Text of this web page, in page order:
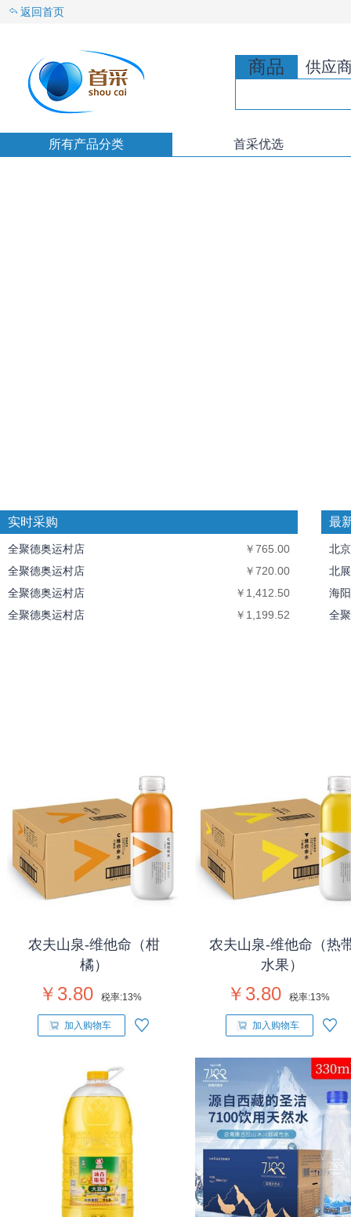
返回首页
商品 供应
所有产品分类 首采优选
实时采购
全聚德奥运村店
￥765.00
全聚德奥运村店
￥720.00
全聚德奥运村店
￥1,412.50
全聚德奥运村店
￥1,199.52
最
北
北
海
全
农夫山泉-维他命（柑
橘）
￥3.80 税率:13%
加入购物车
农夫山泉-维他命（热
水果）
￥3.80 税率:13%
加入购物车